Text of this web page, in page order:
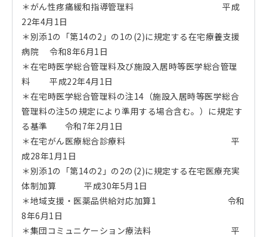
＊がん性疼痛緩和指導管理料 平成
22年4月1日
＊別添1の「第14の2」の1の(2)に規定する在宅療養支援
病院 令和8年6月1日
＊在宅時医学総合管理料及び施設入居時等医学総合管理
料 平成22年4月1日
＊在宅時医学総合管理料の注14（施設入居時等医学総合
管理料の注5の規定により準用する場合含む。）に規定す
る基準 令和7年2月1日
＊在宅がん医療総合診療料 平
成28年1月1日
＊別添1の「第14の2」の2の(2)に規定する在宅医療充実
体制加算 平成30年5月1日
＊地域支援・医薬品供給対応加算1 令和
8年6月1日
＊集団コミュニケーション療法料 平